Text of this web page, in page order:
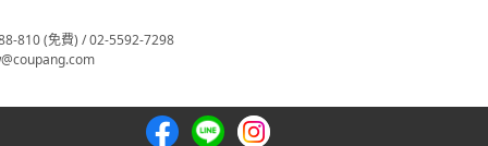
810 (免費) / 02-5592-7298